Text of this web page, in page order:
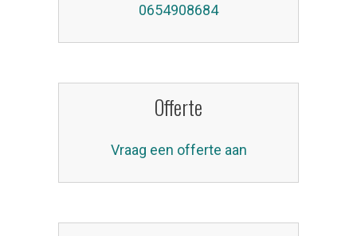
0654908684
Offerte
Vraag een offerte aan